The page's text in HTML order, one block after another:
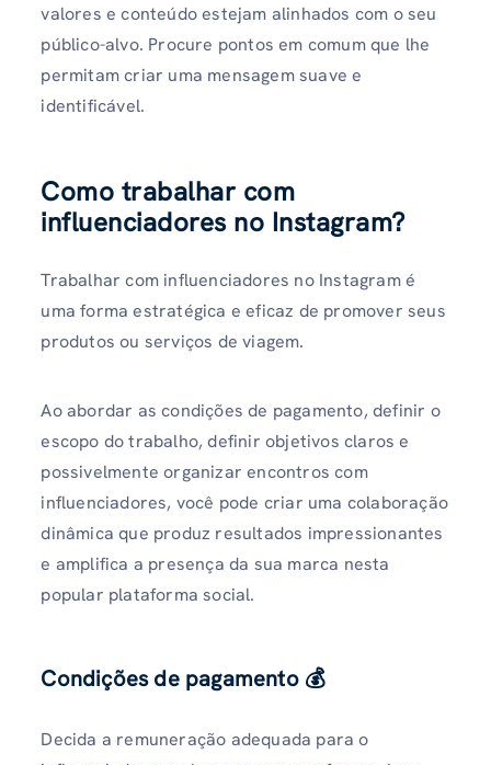
valores e conteúdo estejam alinhados com o seu
público-alvo. Procure pontos em comum que lhe
permitam criar uma mensagem suave e
identificável.
Como trabalhar com
influenciadores no Instagram?
Trabalhar com influenciadores no Instagram é
uma forma estratégica e eficaz de promover seus
produtos ou serviços de viagem.
Ao abordar as condições de pagamento, definir o
escopo do trabalho, definir objetivos claros e
possivelmente organizar encontros com
influenciadores, você pode criar uma colaboração
dinâmica que produz resultados impressionantes
e amplifica a presença da sua marca nesta
popular plataforma social.
Condições de pagamento 💰
Decida a remuneração adequada para o